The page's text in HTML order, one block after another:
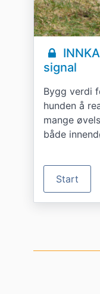
signal
Bygg verdi
hunden å
mange
både
Start